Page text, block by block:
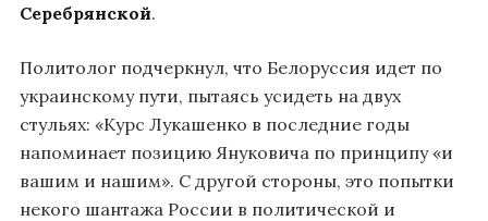
Серебрянской.
Политолог подчеркнул, что Белоруссия идет по
украинскому пути, пытаясь усидеть на двух
стульях: «Курс Лукашенко в последние годы
напоминает позицию Януковича по принципу «и
вашим и нашим». С другой стороны, это попытки
некого шантажа России в политической и